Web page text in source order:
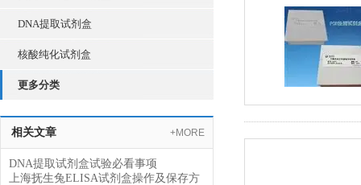
DNA提取试剂盒
核酸纯化试剂盒
更多分类
相关文章 +MORE
DNA提取试剂盒试验必看事项
上海抚生兔ELISA试剂盒操作及保存方